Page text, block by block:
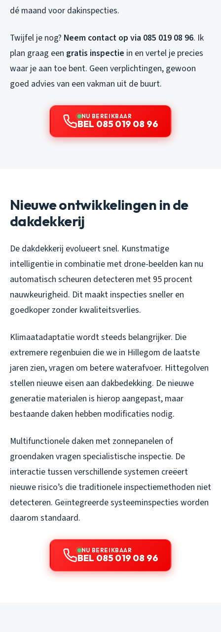
dé maand voor dakinspecties.
Twijfel je nog? Neem contact op via 085 019 08 96. Ik
plan graag een gratis inspectie in en vertel je precies
waar je aan toe bent. Geen verplichtingen, gewoon
goed advies van een vakman uit de buurt.
NU BEREIKBAAR
BEL 085 019 08 96
Nieuwe ontwikkelingen in de
dakdekkerij
De dakdekkerij evolueert snel. Kunstmatige
intelligentie in combinatie met drone-beelden kan nu
automatisch scheuren detecteren met 95 procent
nauwkeurigheid. Dit maakt inspecties sneller en
goedkoper zonder kwaliteitsverlies.
Klimaatadaptatie wordt steeds belangrijker. Die
extremere regenbuien die we in Hillegom de laatste
jaren zien, vragen om betere waterafvoer. Hittegolven
stellen nieuwe eisen aan dakbedekking. De nieuwe
generatie materialen is hierop aangepast, maar
bestaande daken hebben modificaties nodig.
Multifunctionele daken met zonnepanelen of
groendaken vragen specialistische inspectie. De
interactie tussen verschillende systemen creëert
nieuwe risico’s die traditionele inspectiemethoden niet
detecteren. Geïntegreerde systeeminspecties worden
daarom standaard.
NU BEREIKBAAR
BEL 085 019 08 96